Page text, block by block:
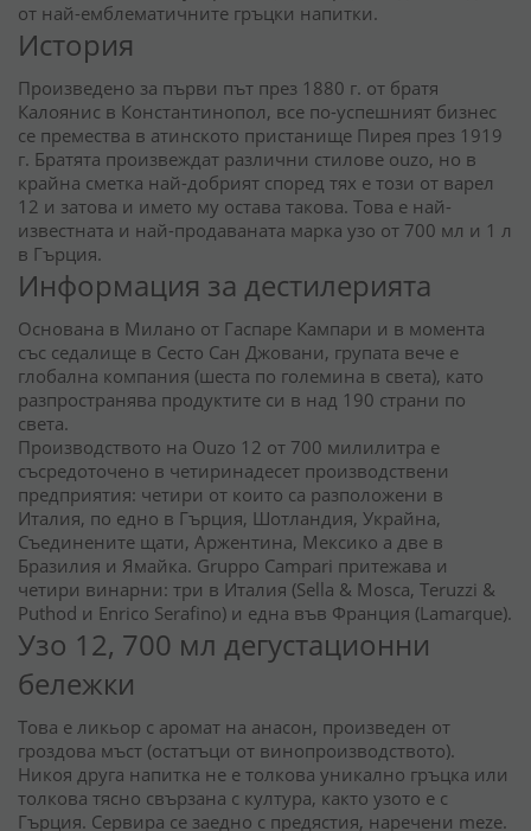
от най-емблематичните гръцки напитки.
История
Произведено за първи път през 1880 г. от братя
Калоянис в Константинопол, все по-успешният бизнес
се премества в атинското пристанище Пирея през 1919
г. Братята произвеждат различни стилове ouzo, но в
крайна сметка най-добрият според тях е този от варел
12 и затова и името му остава такова. Това е най-
известната и най-продаваната марка узо от 700 мл и 1 л
в Гърция.
Информация за дестилерията
Основана в Милано от Гаспаре Кампари и в момента
със седалище в Сесто Сан Джовани, групата вече е
глобална компания (шеста по големина в света), като
разпространява продуктите си в над 190 страни по
света.
Производството на Ouzo 12 от 700 милилитра е
съсредоточено в четиринадесет производствени
предприятия: четири от които са разположени в
Италия, по едно в Гърция, Шотландия, Украйна,
Съединените щати, Аржентина, Мексико а две в
Бразилия и Ямайка. Gruppo Campari притежава и
четири винарни: три в Италия (Sella & Mosca, Teruzzi &
Puthod и Enrico Serafino) и една във Франция (Lamarque).
Узо 12, 700 мл дегустационни
бележки
Това е ликьор с аромат на анасон, произведен от
гроздова мъст (остатъци от винопроизводството).
Никоя друга напитка не е толкова уникално гръцка или
толкова тясно свързана с култура, както узото е с
Гърция. Сервира се заедно с предястия, наречени meze.